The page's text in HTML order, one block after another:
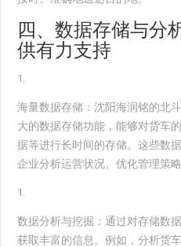
四、数据存储与分
供有力支持
海量数据存储 ：沈阳海润铭的北
大的数据存储功能，能够对货车
据等进行长时间的存储。这些数
企业分析运营状况、优化管理策略
数据分析与挖掘 ：通过对存储数
获取丰富的信息。例如，分析货